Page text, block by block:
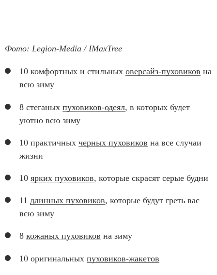
Фото: Legion-Media / IMaxTree
10 комфортных и стильных оверсайз-пуховиков на
всю зиму
8 стеганых пуховиков-одеял, в которых будет
уютно всю зиму
10 практичных черных пуховиков на все случаи
жизни
10 ярких пуховиков, которые скрасят серые будни
11 длинных пуховиков, которые будут греть вас
всю зиму
8 кожаных пуховиков на зиму
10 оригинальных пуховиков-жакетов